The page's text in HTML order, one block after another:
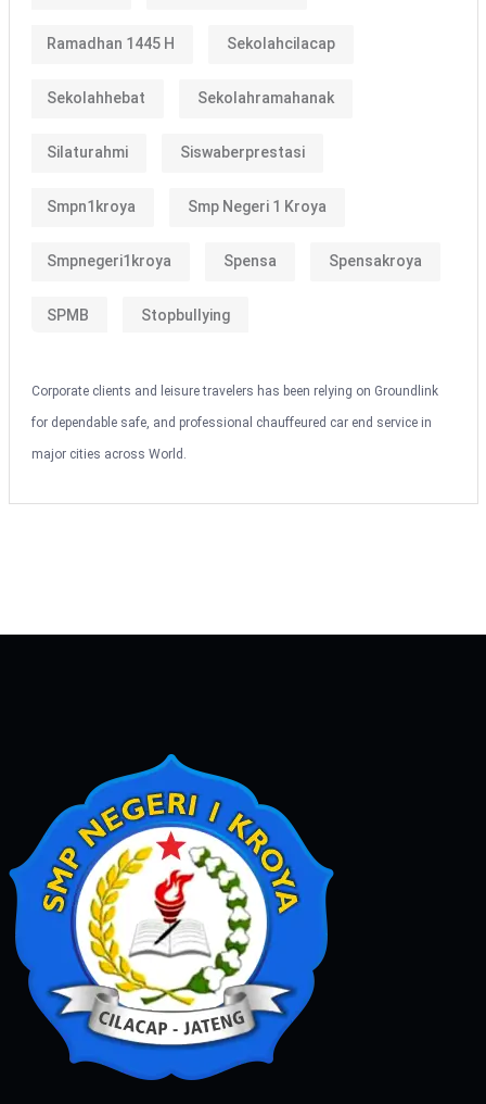
Ramadhan 1445 H Sekolahcilacap
Sekolahhebat Sekolahramahanak
Silaturahmi Siswaberprestasi
Smpn1kroya Smp Negeri 1 Kroya
Smpnegeri1kroya Spensa Spensakroya
SPMB Stopbullying
Corporate clients and leisure travelers has been relying on Groundlink
for dependable safe, and professional chauffeured car end service in
major cities across World.